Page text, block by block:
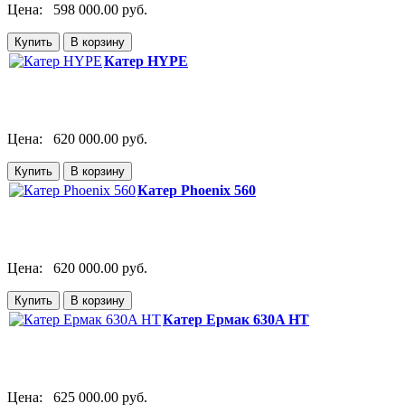
Цена: 598 000.00 руб.
Катер HYPE
Цена: 620 000.00 руб.
Катер Phoenix 560
Цена: 620 000.00 руб.
Катер Ермак 630A НТ
Цена: 625 000.00 руб.